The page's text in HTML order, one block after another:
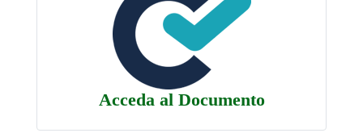
Acceda al Documento